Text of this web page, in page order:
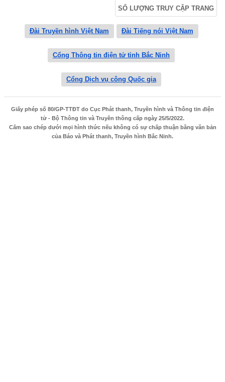
SỐ LƯỢNG TRUY CẬP TRANG
Đài Truyền hình Việt Nam Đài Tiếng nói Việt Nam
Cổng Thông tin điện tử tỉnh Bắc Ninh
Cổng Dịch vụ công Quốc gia
Giấy phép số 80/GP-TTĐT do Cục Phát thanh, Truyền hình và Thông tin điện
tử - Bộ Thông tin và Truyền thông cấp ngày 25/5/2022.
Cấm sao chép dưới mọi hình thức nếu không có sự chấp thuận bằng văn bản
của Báo và Phát thanh, Truyền hình Bắc Ninh.